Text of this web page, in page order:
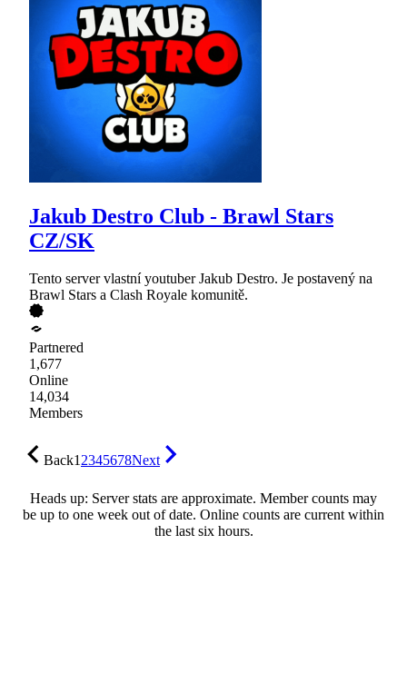
Jakub Destro Club - Brawl Stars
CZ/SK
Tento server vlastní youtuber Jakub Destro. Je postavený na
Brawl Stars a Clash Royale komunitě.
Partnered
1,677
Online
14,034
Members
Back12345678Next
Heads up: Server stats are approximate. Member counts may
be up to one week out of date. Online counts are current within
the last six hours.